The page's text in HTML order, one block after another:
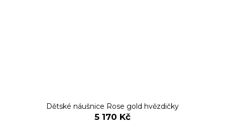
Dětské náušnice Rose gold hvězdičky
5 170 Kč